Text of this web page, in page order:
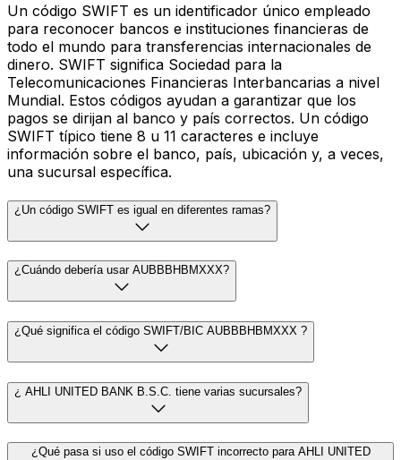
Un código SWIFT es un identificador único empleado
para reconocer bancos e instituciones financieras de
todo el mundo para transferencias internacionales de
dinero. SWIFT significa Sociedad para la
Telecomunicaciones Financieras Interbancarias a nivel
Mundial. Estos códigos ayudan a garantizar que los
pagos se dirijan al banco y país correctos. Un código
SWIFT típico tiene 8 u 11 caracteres e incluye
información sobre el banco, país, ubicación y, a veces,
una sucursal específica.
¿Un código SWIFT es igual en diferentes ramas?
¿Cuándo debería usar AUBBBHBMXXX?
¿Qué significa el código SWIFT/BIC AUBBBHBMXXX ?
¿ AHLI UNITED BANK B.S.C. tiene varias sucursales?
¿Qué pasa si uso el código SWIFT incorrecto para AHLI UNITED